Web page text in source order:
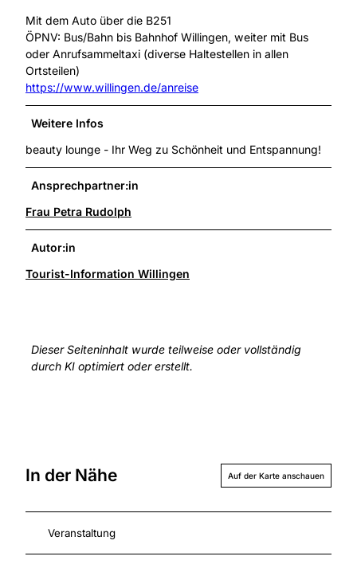
Mit dem Auto über die B251
ÖPNV: Bus/Bahn bis Bahnhof Willingen, weiter mit Bus
oder Anrufsammeltaxi (diverse Haltestellen in allen
Ortsteilen)
https://www.willingen.de/anreise
Weitere Infos
beauty lounge - Ihr Weg zu Schönheit und Entspannung!
Ansprechpartner:in
Frau Petra Rudolph
Autor:in
Tourist-Information Willingen
Dieser Seiteninhalt wurde teilweise oder vollständig
durch KI optimiert oder erstellt.
In der Nähe Auf der Karte anschauen
Veranstaltung